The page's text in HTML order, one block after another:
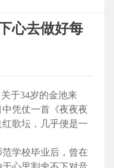
心去做好每
于34岁的金池来
凭仗一首《夜夜夜
歌坛，几乎便是一
学校毕业后，曾在